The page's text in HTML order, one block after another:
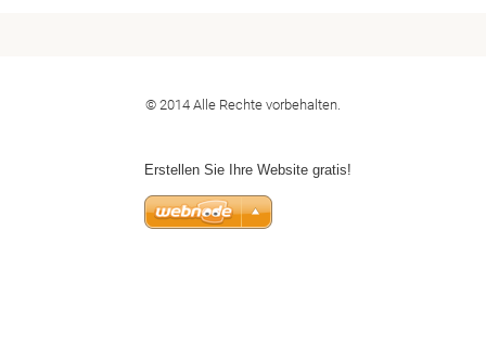
© 2014 Alle Rechte vorbehalten.
Erstellen Sie Ihre Website gratis!